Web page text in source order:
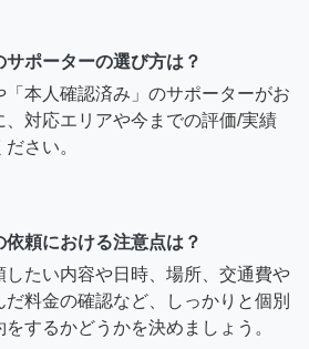
ポーターの選び方は？
「本人確認済み」のサポーターがお
対応エリアや今までの評価/実績
さい。
頼における注意点は？
たい内容や日時、場所、交通費や
料金の確認など、しっかりと個別
するかどうかを決めましょう。